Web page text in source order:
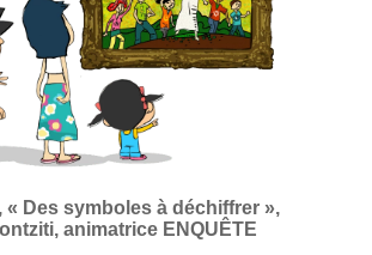
« Des symboles à déchiffrer »,
animatrice ENQUÊTE